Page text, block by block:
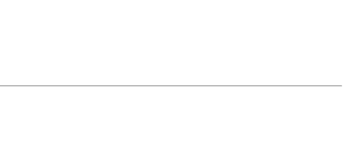
Vipps, Klarna och Google Pay.
debiteras kortet/fakturan.